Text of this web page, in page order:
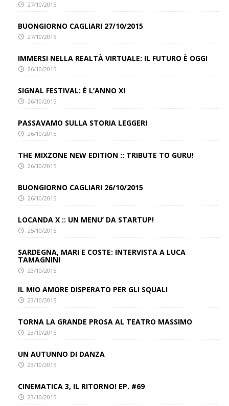
27/10/2015
BUONGIORNO CAGLIARI 27/10/2015
27/10/2015
IMMERSI NELLA REALTÀ VIRTUALE: IL FUTURO È OGGI
26/10/2015
SIGNAL FESTIVAL: È L’ANNO X!
26/10/2015
PASSAVAMO SULLA STORIA LEGGERI
26/10/2015
THE MIXZONE NEW EDITION :: TRIBUTE TO GURU!
26/10/2015
BUONGIORNO CAGLIARI 26/10/2015
26/10/2015
LOCANDA X :: UN MENU’ DA STARTUP!
25/10/2015
SARDEGNA, MARI E COSTE: INTERVISTA A LUCA
TAMAGNINI
23/10/2015
IL MIO AMORE DISPERATO PER GLI SQUALI
23/10/2015
TORNA LA GRANDE PROSA AL TEATRO MASSIMO
23/10/2015
UN AUTUNNO DI DANZA
23/10/2015
CINEMATICA 3, IL RITORNO! EP. #69
23/10/2015